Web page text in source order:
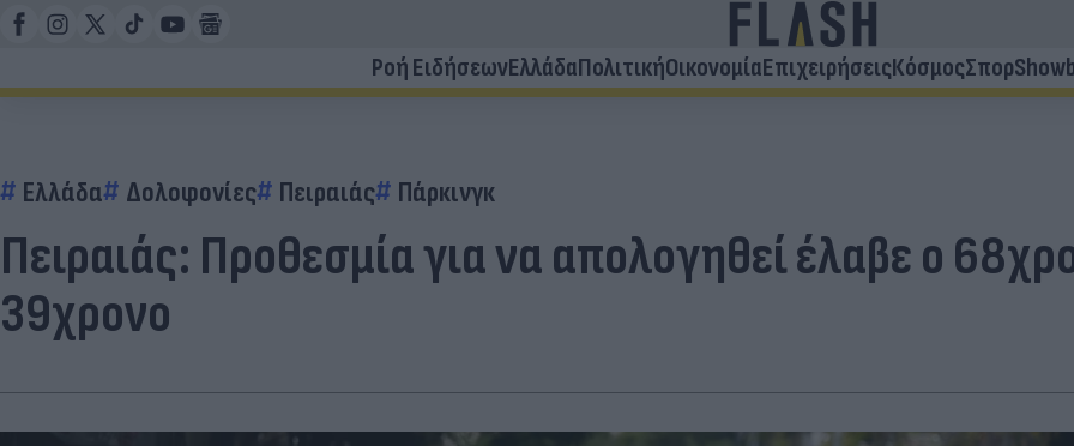
Ροή ΕιδήσεωνΕλλάδαΠολιτικήΟικονομίαΕπιχειρήσειςΚόσμοςΣπορ
Ελλάδα Δολοφονίες Πειραιάς Πάρκινγκ
Πειραιάς: Προθεσμία για να απολογηθεί έλαβε ο
39χρονο